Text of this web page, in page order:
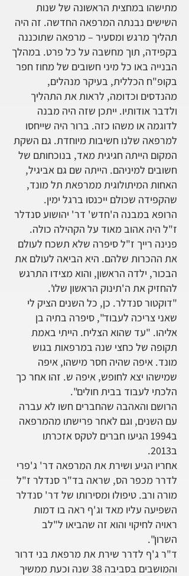
מתישהו במחצית הראשונה של שנות
השישים נבנתה המרפאה החדשה. זה היה
תהליך מרגש ומסעיר – מרפאה שתוכננה
בקפידה, תוך מחשבה על כל פרט. במהלך
הבנייה באו כל מיני חשובים של מחוז חפר
בקופ"ח הכללית, בעיקר מנהלים,
מהנדסים וכדומה, לראות את התהליך
ולדבר אודותיו. ייתכן שזה היה מבנה
לדוגמה או משהו כזה. ברור היה שייחסו
למרפאה שלנו חשיבות מיוחדת. גם השקת
המקום הייתה חגיגית מאד, בנוכחותם של
חשובים למיניהם. הייתה שם גם אביגיל,
האחות המיתולוגית ממרפאת תל מונד,
שהקפידה שכולם ייכנסו ברגל ימין.
הרופא במבנה ה'חדש' דר' יהושוע סנדלר
ז"ל היה אהוב מאוד על הקהילה כולה.
פנינה רייך ז"ל סיפרה שלא תשכח לעולם
את ההכרות שלהם. היא הביאה לעולם את
הבכור, ילדה הראשון, והוא מצידו התרגש
להחזיק את ה'תינוק הראשון שלו'.
"דוקטור סנדלר. כן, כל השנים הציק לי
שאני צריכה לעבוד", סיפרה בתיה בן
אליהו. "עד שהוא הצליח. הייתי באמת
תקופה של כחצי שנה במרפאות בגוש
מונד. איפה שהיה חסר מישהו, איפה
שמישהו יצא לחופש, איפה ש. זהו אחר כך
הלכתי לעבוד בבית חולים".
הרושם והאהבה שהחברים חשו לא עברה
עם השנים, וגם לאחר פרישתו מהמרפאה
ב1994 הגיעו חברים לטקס אזכרתו
ב2013.
אחריו הגיע ושירת את המרפאה דר' ג'פרי
לדרר מכפר הס, שראה בד"ר סנדלר ז"ל
מורה ורב. טיפולו ומסירותו של דר' סנדלר
השפיעה עליו מאד וג'ף ראה בו דמות
ראויה לחיקוי והוא זה שהביאו ל"לב
השרון".
ד"ר ג'ף לדרר שירת את מרפאת בני דרור
והמושבים בסביבה 38 שנה וכעת ממשיך